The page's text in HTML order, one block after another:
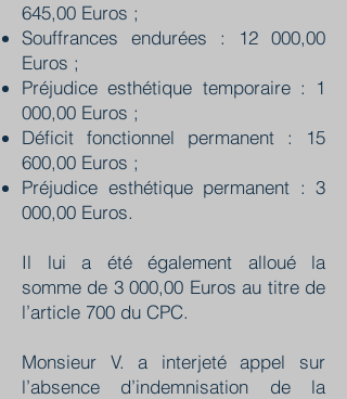
645,00 Euros ;
Souffrances endurées : 12 000,00
Euros ;
Préjudice esthétique temporaire : 1
000,00 Euros ;
Déficit fonctionnel permanent : 15
600,00 Euros ;
Préjudice esthétique permanent : 3
000,00 Euros.
Il lui a été également alloué la
somme de 3 000,00 Euros au titre de
l’article 700 du CPC.
Monsieur V. a interjeté appel sur
l’absence d’indemnisation de la